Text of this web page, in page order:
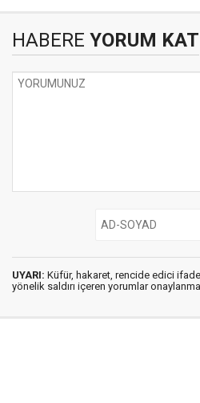
HABERE YORUM KAT
UYARI: Küfür, hakaret, rencide edici
yönelik saldırı içeren yorumlar